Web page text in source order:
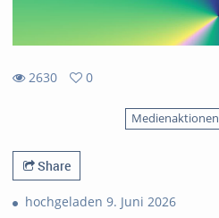
2630
0
Medienaktionen
Share
hochgeladen 9. Juni 2026